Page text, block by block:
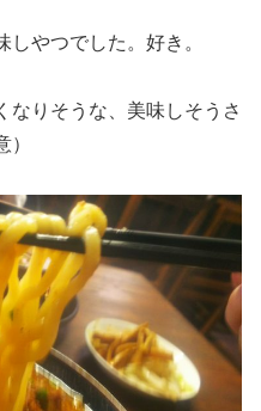
やつでした。好き。
なりそうな、美味しそうさ